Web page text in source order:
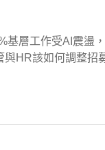
基層工作受AI震盪
HR該如何調整招